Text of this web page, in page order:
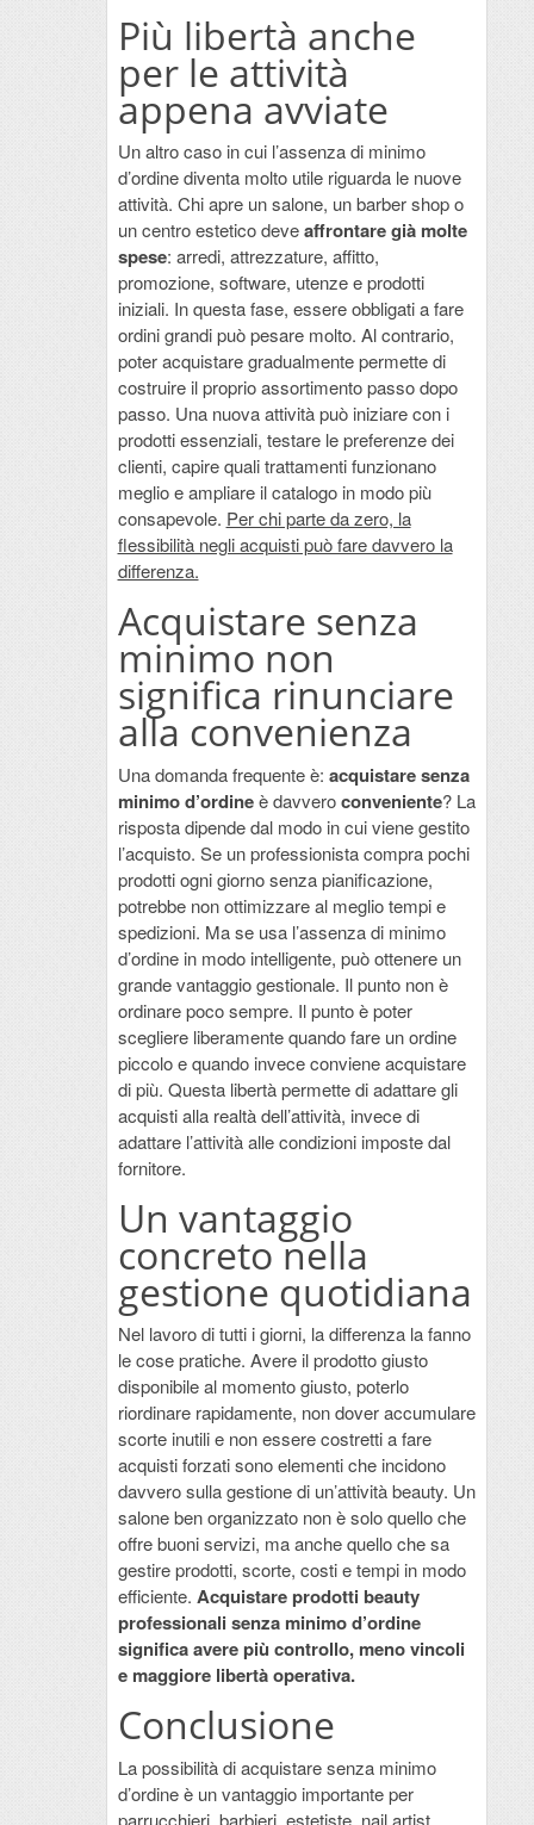
Più libertà anche
per le attività
appena avviate
Un altro caso in cui l’assenza di minimo
d’ordine diventa molto utile riguarda le nuove
attività. Chi apre un salone, un barber shop o
un centro estetico deveaffrontare già molte
spese: arredi, attrezzature, affitto,
promozione, software, utenze e prodotti
iniziali. In questa fase, essere obbligati a fare
ordini grandi può pesare molto. Al contrario,
poter acquistare gradualmente permette di
costruire il proprio assortimento passo dopo
passo. Una nuova attività può iniziare con i
prodotti essenziali, testare le preferenze dei
clienti, capire quali trattamenti funzionano
meglio e ampliare il catalogo in modo più
consapevole. Per chi parte da zero, la
flessibilità negli acquisti può fare davvero la
differenza.
Acquistare senza
minimo non
significa rinunciare
alla convenienza
Una domanda frequente è: acquistare senza
minimo d’ordineè davveroconveniente? La
risposta dipende dal modo in cui viene gestito
l’acquisto. Se un professionista compra pochi
prodotti ogni giorno senza pianificazione,
potrebbe non ottimizzare al meglio tempi e
spedizioni. Ma se usa l’assenza di minimo
d’ordine in modo intelligente, può ottenere un
grande vantaggio gestionale. Il punto non è
ordinare poco sempre. Il punto è poter
scegliere liberamente quando fare un ordine
piccolo e quando invece conviene acquistare
di più. Questa libertà permette di adattare gli
acquisti alla realtà dell’attività, invece di
adattare l’attività alle condizioni imposte dal
fornitore.
Un vantaggio
concreto nella
gestione quotidiana
Nel lavoro di tutti i giorni, la differenza la fanno
le cose pratiche. Avere il prodotto giusto
disponibile al momento giusto, poterlo
riordinare rapidamente, non dover accumulare
scorte inutili e non essere costretti a fare
acquisti forzati sono elementi che incidono
davvero sulla gestione di un’attività beauty. Un
salone ben organizzato non è solo quello che
offre buoni servizi, ma anche quello che sa
gestire prodotti, scorte, costi e tempi in modo
efficiente. Acquistare prodotti beauty
professionali senza minimo d’ordine
significa avere più controllo, meno vincoli
e maggiore libertà operativa.
Conclusione
La possibilità di acquistare senza minimo
d’ordine è un vantaggio importante per
parrucchieri, barbieri, estetiste, nail artist,